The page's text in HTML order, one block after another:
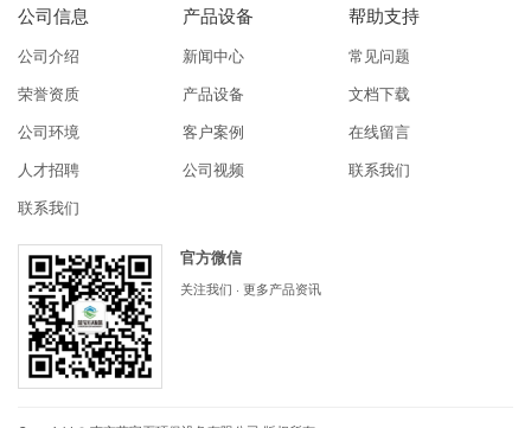
公司信息
公司介绍
荣誉资质
公司环境
人才招聘
联系我们
产品设备
新闻中心
产品设备
客户案例
公司视频
帮助支持
常见问题
文档下载
在线留言
联系我们
官方微信
关注我们 · 更多产品资讯